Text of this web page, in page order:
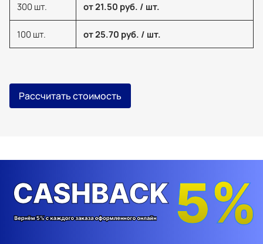
300 шт. от 21.50 руб. / шт.
100 шт. от 25.70 руб. / шт.
Рассчитать стоимость